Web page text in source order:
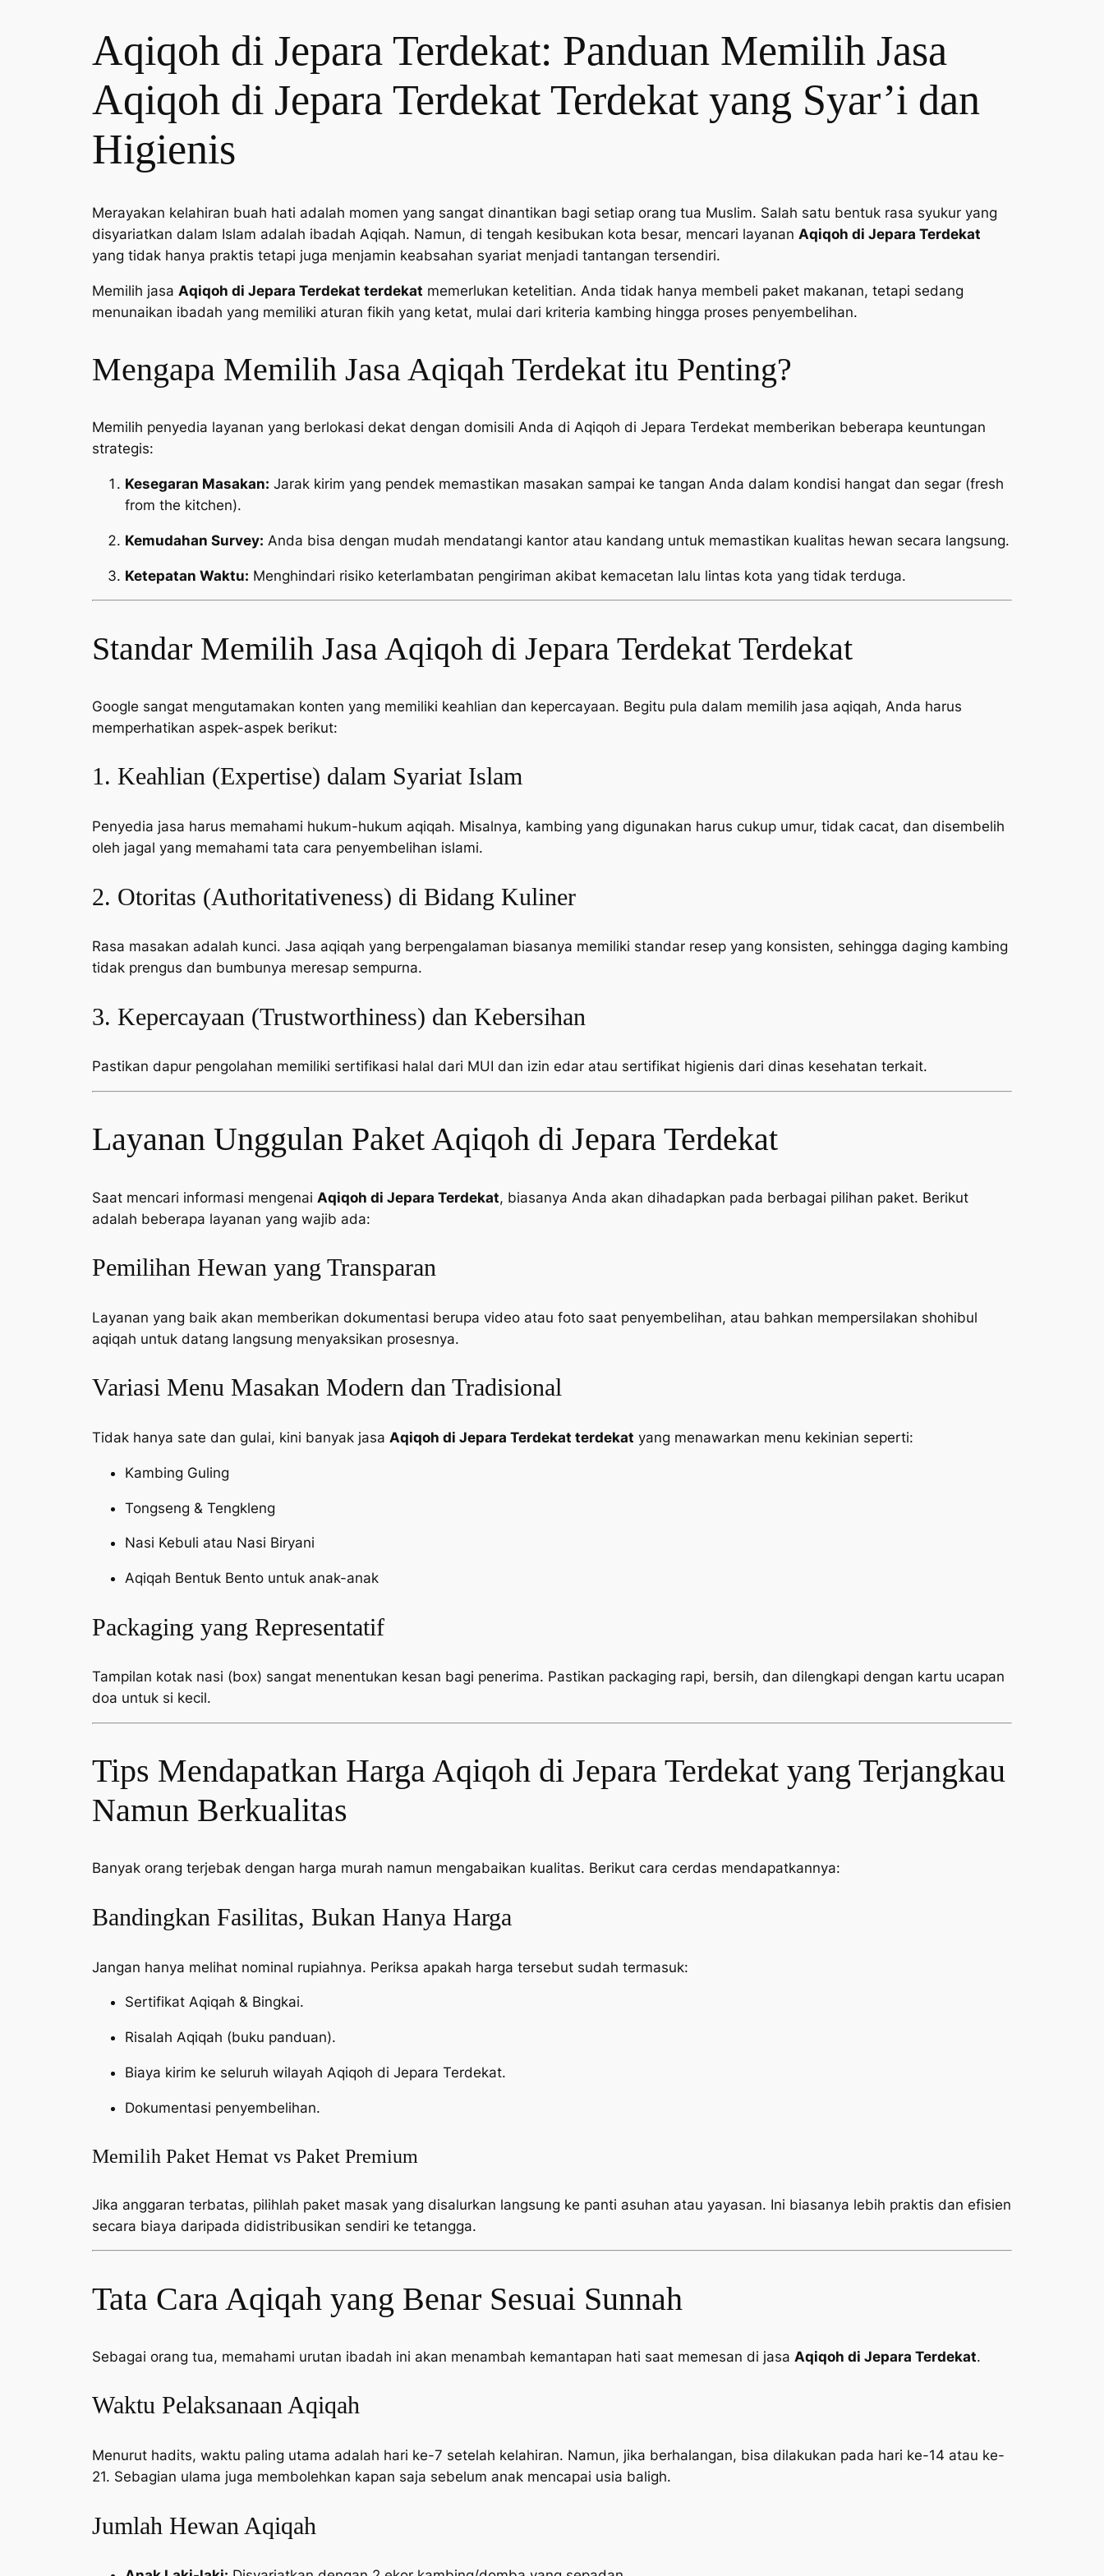
Aqiqoh di Jepara Terdekat: Panduan Memilih Jasa
Aqiqoh di Jepara Terdekat Terdekat yang Syar’i dan
Higienis
Merayakan kelahiran buah hati adalah momen yang sangat dinantikan bagi setiap orang tua Muslim. Salah satu bentuk rasa syukur yang
disyariatkan dalam Islam adalah ibadah Aqiqah. Namun, di tengah kesibukan kota besar, mencari layanan Aqiqoh di Jepara Terdekat
yang tidak hanya praktis tetapi juga menjamin keabsahan syariat menjadi tantangan tersendiri.
Memilih jasa Aqiqoh di Jepara Terdekat terdekat memerlukan ketelitian. Anda tidak hanya membeli paket makanan, tetapi sedang
menunaikan ibadah yang memiliki aturan fikih yang ketat, mulai dari kriteria kambing hingga proses penyembelihan.
Mengapa Memilih Jasa Aqiqah Terdekat itu Penting?
Memilih penyedia layanan yang berlokasi dekat dengan domisili Anda di Aqiqoh di Jepara Terdekat memberikan beberapa keuntungan
strategis:
Kesegaran Masakan: Jarak kirim yang pendek memastikan masakan sampai ke tangan Anda dalam kondisi hangat dan segar (fresh
from the kitchen).
Kemudahan Survey: Anda bisa dengan mudah mendatangi kantor atau kandang untuk memastikan kualitas hewan secara langsung.
Ketepatan Waktu: Menghindari risiko keterlambatan pengiriman akibat kemacetan lalu lintas kota yang tidak terduga.
Standar Memilih Jasa Aqiqoh di Jepara Terdekat Terdekat
Google sangat mengutamakan konten yang memiliki keahlian dan kepercayaan. Begitu pula dalam memilih jasa aqiqah, Anda harus
memperhatikan aspek-aspek berikut:
1. Keahlian (Expertise) dalam Syariat Islam
Penyedia jasa harus memahami hukum-hukum aqiqah. Misalnya, kambing yang digunakan harus cukup umur, tidak cacat, dan disembelih
oleh jagal yang memahami tata cara penyembelihan islami.
2. Otoritas (Authoritativeness) di Bidang Kuliner
Rasa masakan adalah kunci. Jasa aqiqah yang berpengalaman biasanya memiliki standar resep yang konsisten, sehingga daging kambing
tidak prengus dan bumbunya meresap sempurna.
3. Kepercayaan (Trustworthiness) dan Kebersihan
Pastikan dapur pengolahan memiliki sertifikasi halal dari MUI dan izin edar atau sertifikat higienis dari dinas kesehatan terkait.
Layanan Unggulan Paket Aqiqoh di Jepara Terdekat
Saat mencari informasi mengenai Aqiqoh di Jepara Terdekat, biasanya Anda akan dihadapkan pada berbagai pilihan paket. Berikut
adalah beberapa layanan yang wajib ada:
Pemilihan Hewan yang Transparan
Layanan yang baik akan memberikan dokumentasi berupa video atau foto saat penyembelihan, atau bahkan mempersilakan shohibul
aqiqah untuk datang langsung menyaksikan prosesnya.
Variasi Menu Masakan Modern dan Tradisional
Tidak hanya sate dan gulai, kini banyak jasa Aqiqoh di Jepara Terdekat terdekat yang menawarkan menu kekinian seperti:
Kambing Guling
Tongseng & Tengkleng
Nasi Kebuli atau Nasi Biryani
Aqiqah Bentuk Bento untuk anak-anak
Packaging yang Representatif
Tampilan kotak nasi (box) sangat menentukan kesan bagi penerima. Pastikan packaging rapi, bersih, dan dilengkapi dengan kartu ucapan
doa untuk si kecil.
Tips Mendapatkan Harga Aqiqoh di Jepara Terdekat yang Terjangkau
Namun Berkualitas
Banyak orang terjebak dengan harga murah namun mengabaikan kualitas. Berikut cara cerdas mendapatkannya:
Bandingkan Fasilitas, Bukan Hanya Harga
Jangan hanya melihat nominal rupiahnya. Periksa apakah harga tersebut sudah termasuk:
Sertifikat Aqiqah & Bingkai.
Risalah Aqiqah (buku panduan).
Biaya kirim ke seluruh wilayah Aqiqoh di Jepara Terdekat.
Dokumentasi penyembelihan.
Memilih Paket Hemat vs Paket Premium
Jika anggaran terbatas, pilihlah paket masak yang disalurkan langsung ke panti asuhan atau yayasan. Ini biasanya lebih praktis dan efisien
secara biaya daripada didistribusikan sendiri ke tetangga.
Tata Cara Aqiqah yang Benar Sesuai Sunnah
Sebagai orang tua, memahami urutan ibadah ini akan menambah kemantapan hati saat memesan di jasa Aqiqoh di Jepara Terdekat.
Waktu Pelaksanaan Aqiqah
Menurut hadits, waktu paling utama adalah hari ke-7 setelah kelahiran. Namun, jika berhalangan, bisa dilakukan pada hari ke-14 atau ke-
21. Sebagian ulama juga membolehkan kapan saja sebelum anak mencapai usia baligh.
Jumlah Hewan Aqiqah